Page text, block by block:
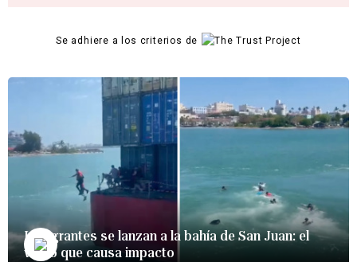
Se adhiere a los criterios de
Inmigrantes se lanzan a la bahía de San Juan: el
video que causa impacto